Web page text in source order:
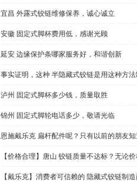
宜昌 外露式铰链维修保养，诚心诚立
安徽 固定式脚杯费用低，感谢光顾
延安 边缘保护条哪家服务好，和谐创新
事实证明，这种 半隐藏式铰链是用这种方
泸州 固定式脚杯多少钱，质量取胜
锦州 固定式脚轮电话多少，敬请光临
恩施戴乐克 扁杆配件呢？只有以前的朋友
【价格合理】唐山 铰链质量不达标？无论
【戴乐克】消费者可信赖的 隐藏式铰链制